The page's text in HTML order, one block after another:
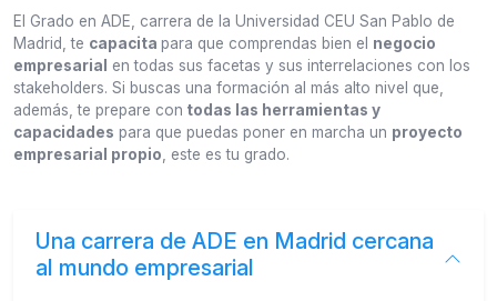
El Grado en ADE, carrera de la Universidad CEU San Pablo de
Madrid, te capacita para que comprendas bien el negocio
empresarial
en todas sus facetas y sus interrelaciones con los
stakeholders. Si buscas una formación al más alto nivel que,
además, te prepare con todas las herramientas y
capacidades para que puedas poner en marcha un proyecto
empresarial propio, este es tu grado.
Una carrera de ADE en Madrid cercana
al mundo empresarial